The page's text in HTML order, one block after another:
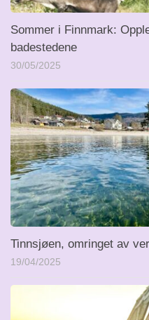
Sommer i Finnmark:
badestedene
30/05/2025
Tinnsjøen, omringet av
19/04/2025